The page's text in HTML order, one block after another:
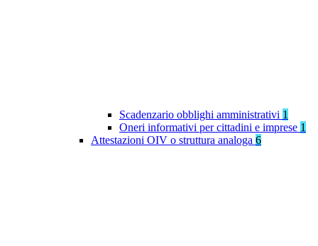
Scadenzario obblighi amministrativi 1
Oneri informativi per cittadini e imprese 1
Attestazioni OIV o struttura analoga 6